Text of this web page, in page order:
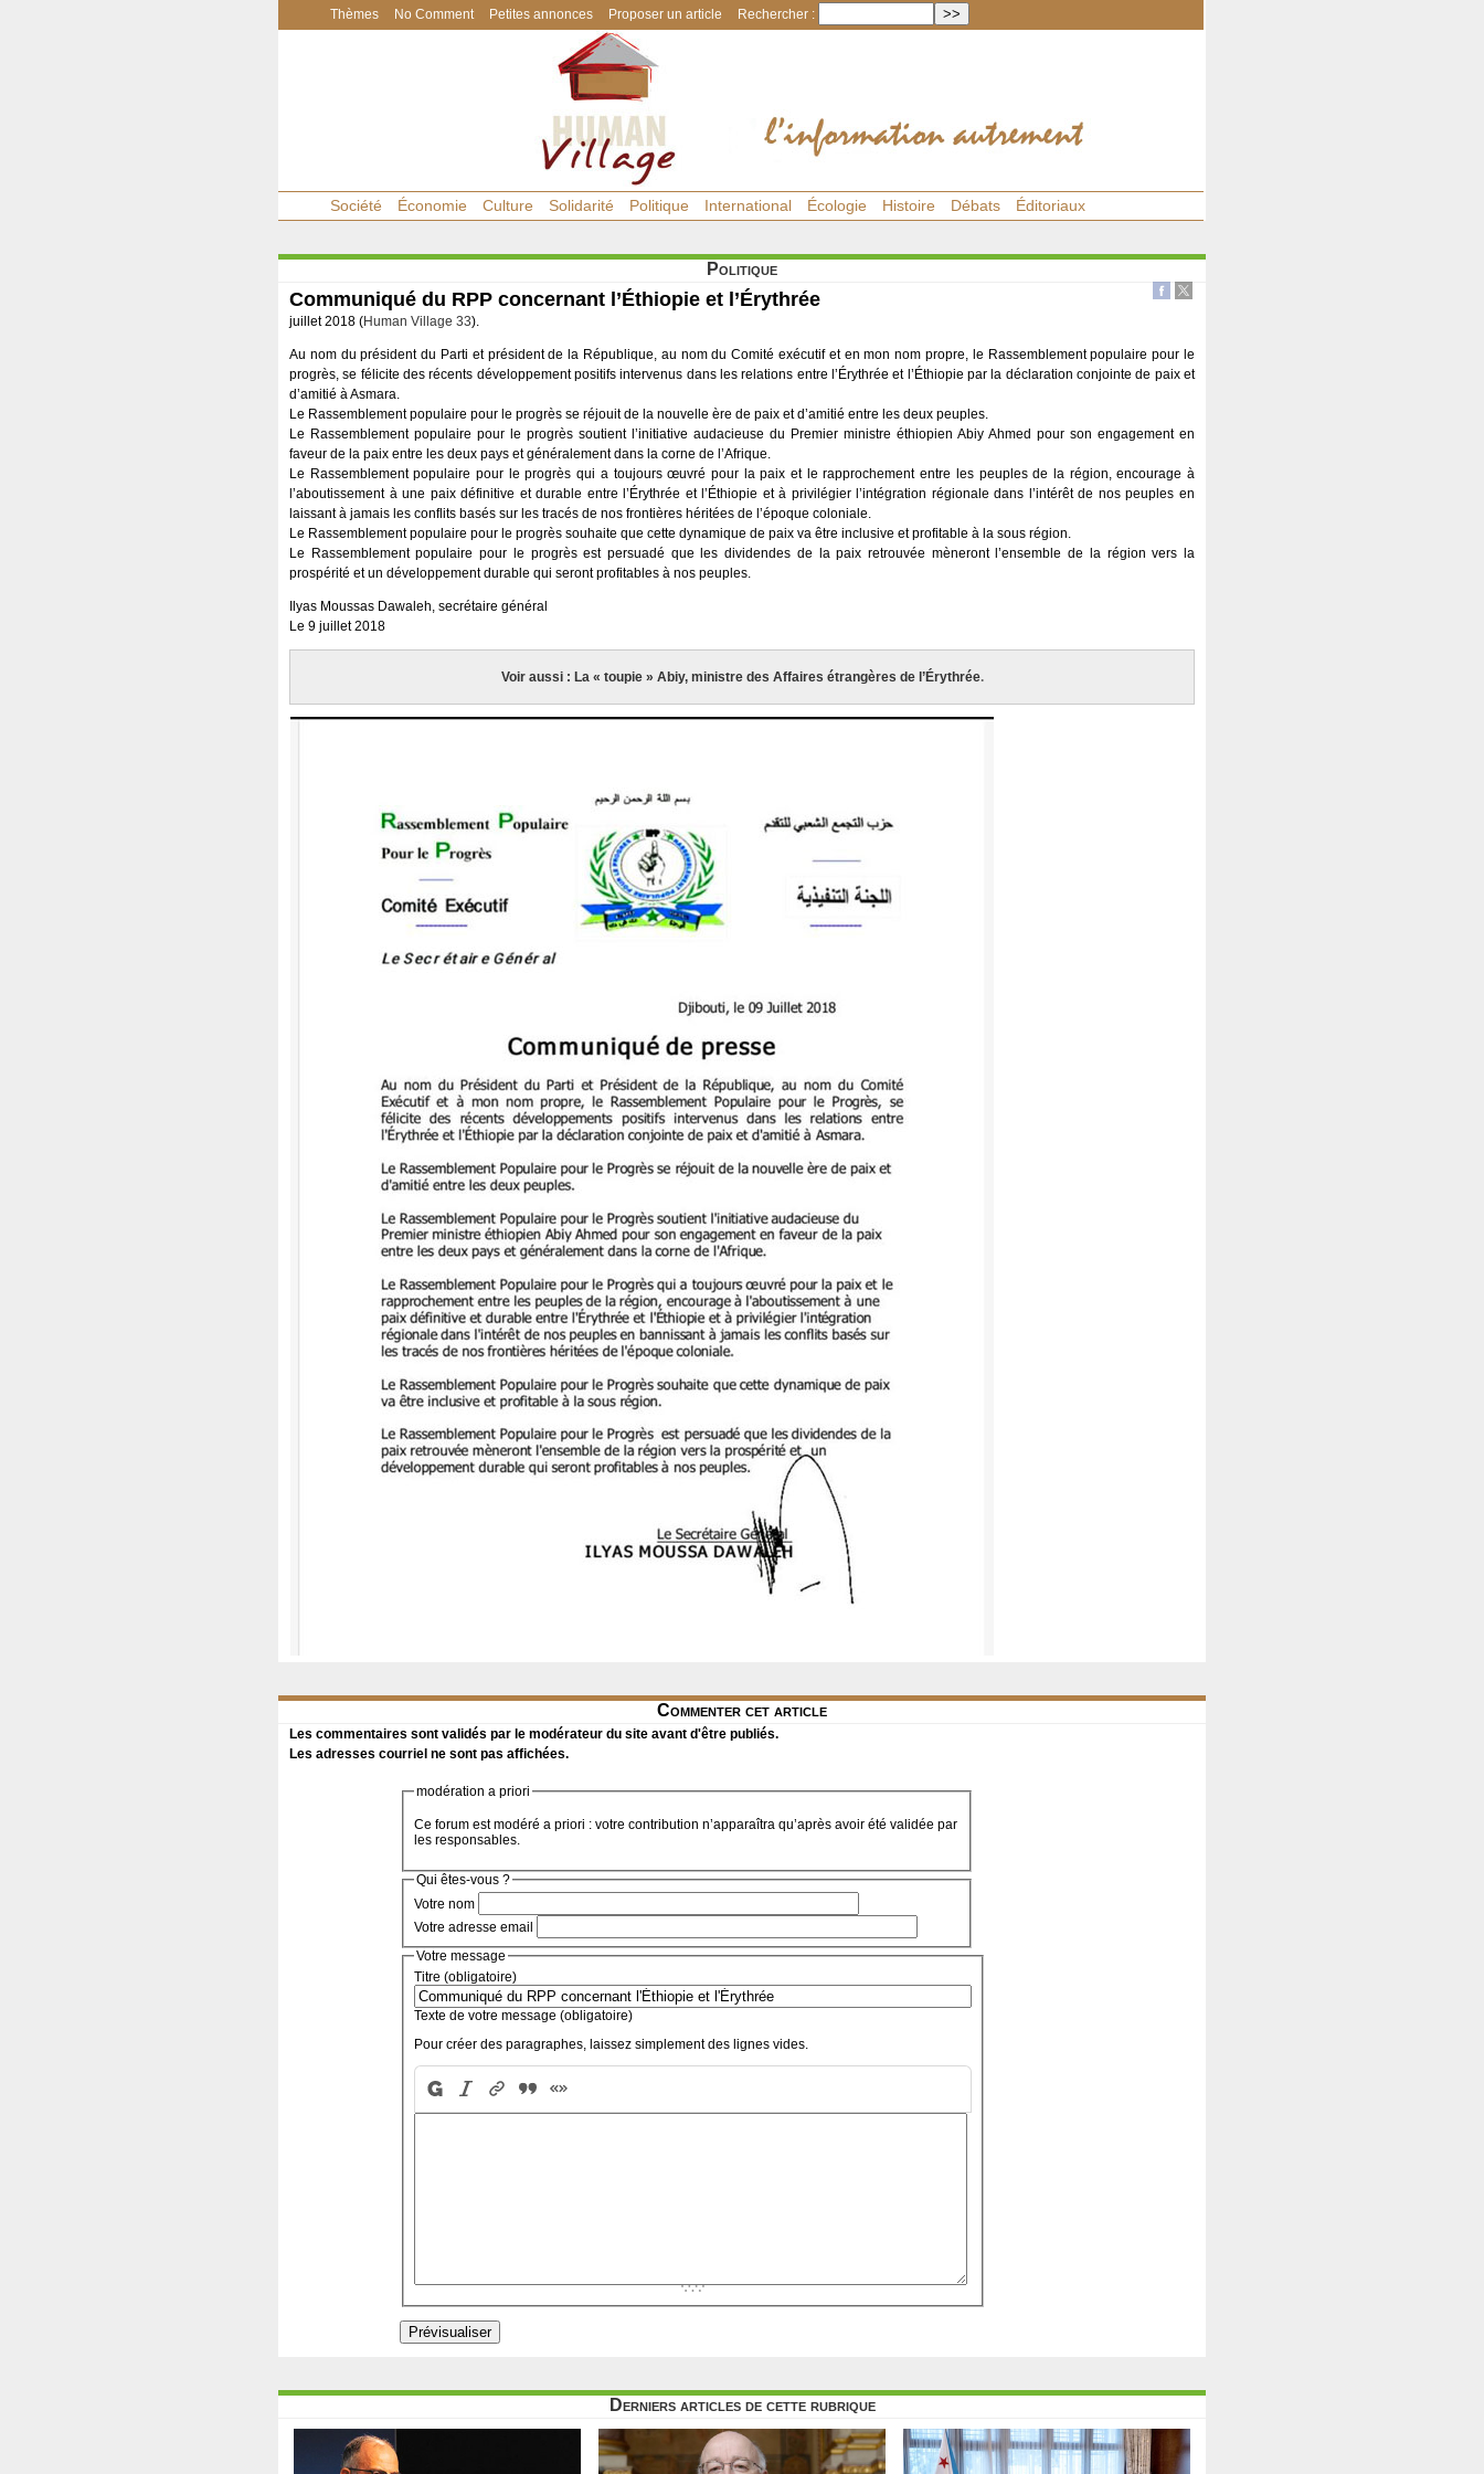
Thèmes No Comment Petites annonces Proposer un article Rechercher :
Société Économie Culture Solidarité Politique International Écologie Histoire Débats Éditoriaux
Politique
Communiqué du RPP concernant l’Éthiopie et l’Érythrée
juillet 2018 (Human Village 33).
Au nom du président du Parti et président de la République, au nom du Comité exécutif et en mon nom propre, le Rassemblement populaire pour le
progrès, se félicite des récents développement positifs intervenus dans les relations entre l’Érythrée et l’Éthiopie par la déclaration conjointe de paix et
d’amitié à Asmara.
Le Rassemblement populaire pour le progrès se réjouit de la nouvelle ère de paix et d’amitié entre les deux peuples.
Le Rassemblement populaire pour le progrès soutient l’initiative audacieuse du Premier ministre éthiopien Abiy Ahmed pour son engagement en
faveur de la paix entre les deux pays et généralement dans la corne de l’Afrique.
Le Rassemblement populaire pour le progrès qui a toujours œuvré pour la paix et le rapprochement entre les peuples de la région, encourage à
l’aboutissement à une paix définitive et durable entre l’Érythrée et l’Éthiopie et à privilégier l’intégration régionale dans l’intérêt de nos peuples en
laissant à jamais les conflits basés sur les tracés de nos frontières héritées de l’époque coloniale.
Le Rassemblement populaire pour le progrès souhaite que cette dynamique de paix va être inclusive et profitable à la sous région.
Le Rassemblement populaire pour le progrès est persuadé que les dividendes de la paix retrouvée mèneront l’ensemble de la région vers la
prospérité et un développement durable qui seront profitables à nos peuples.
Ilyas Moussas Dawaleh, secrétaire général
Le 9 juillet 2018
Voir aussi : La « toupie » Abiy, ministre des Affaires étrangères de l’Érythrée.
Commenter cet article
Les commentaires sont validés par le modérateur du site avant d'être publiés.
Les adresses courriel ne sont pas affichées.
modération a priori
Ce forum est modéré a priori : votre contribution n’apparaîtra qu’après avoir été validée par
les responsables.
Qui êtes-vous ?
Votre nom
Votre adresse email
Votre message
Titre (obligatoire)
Texte de votre message (obligatoire)
Pour créer des paragraphes, laissez simplement des lignes vides.
Derniers articles de cette rubrique